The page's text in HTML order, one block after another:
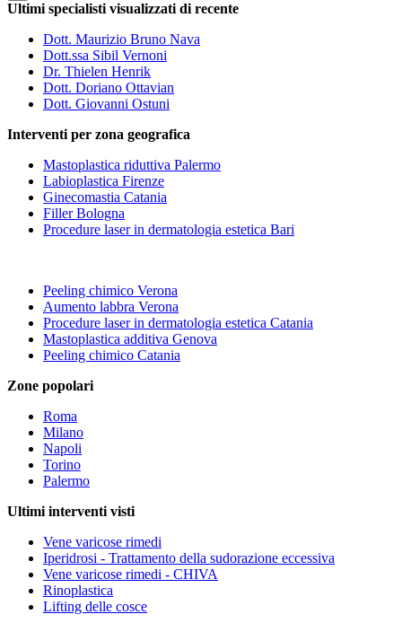
Ultimi specialisti visualizzati di recente
Dott. Maurizio Bruno Nava
Dott.ssa Sibil Vernoni
Dr. Thielen Henrik
Dott. Doriano Ottavian
Dott. Giovanni Ostuni
Interventi per zona geografica
Mastoplastica riduttiva Palermo
Labioplastica Firenze
Ginecomastia Catania
Filler Bologna
Procedure laser in dermatologia estetica Bari
Peeling chimico Verona
Aumento labbra Verona
Procedure laser in dermatologia estetica Catania
Mastoplastica additiva Genova
Peeling chimico Catania
Zone popolari
Roma
Milano
Napoli
Torino
Palermo
Ultimi interventi visti
Vene varicose rimedi
Iperidrosi - Trattamento della sudorazione eccessiva
Vene varicose rimedi - CHIVA
Rinoplastica
Lifting delle cosce